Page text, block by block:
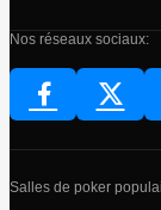
Nos réseaux sociaux:
Salles de poker